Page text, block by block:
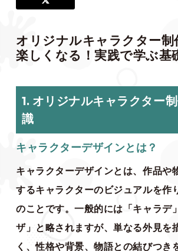
オリジナルキャラクター制
楽しくなる！実践で学ぶ基
1. オリジナルキャラクター
識
キャラクターデザインとは？
キャラクターデザインとは、作品や
するキャラクターのビジュアルを作
のことです。一般的には「キャラデ
ザ」と略されますが、単なる外見を
く、性格や背景、物語との結びつき